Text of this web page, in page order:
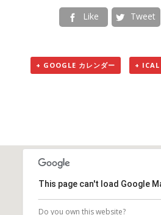
 Like  Tweet
+ GOOGLE カレンダー + ICAL
This page can't load Google
Do you own this website?